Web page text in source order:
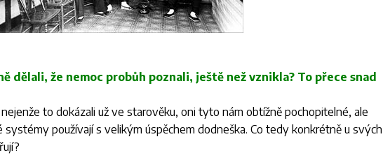
dělali, že nemoc probůh poznali, ještě než vznikla? To přece snad
to dokázali už ve starověku, oni tyto nám obtížně pochopitelné, ale
používají s velikým úspěchem dodneška. Co tedy konkrétně u svých